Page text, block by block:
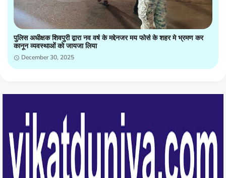
पुलिस अधीक्षक शिवपुरी द्वारा नव वर्ष के मद्देनजर मय फोर्स के शहर मे भ्रमण कर
कानून व्यवस्थाओं को जायजा लिया
December 30, 2025